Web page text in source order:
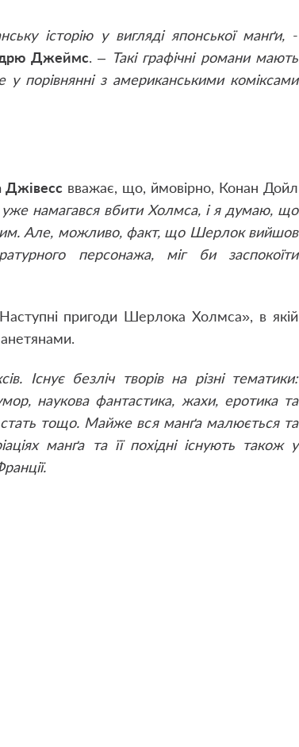
історію у вигляді японської манґи, -
Джеймс. – Такі графічні романи мають
порівнянні з американськими коміксами
Джівесс вважає, що, ймовірно, Конан Дойл
уже намагався вбити Холмса, і я думаю, що
Але, можливо, факт, що Шерлок вийшов
персонажа, міг би заспокоїти
пригоди Шерлока Холмса», в якій
Існує безліч творів на різні тематики:
наукова фантастика, жахи, еротика та
стать тощо. Майже вся манґа малюється та
манґа та її похідні існують також у